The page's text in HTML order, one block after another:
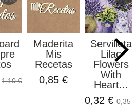
1,10 €
Maderita
Mis
Recetas
0,85 €
Servilleta
Lilac
Flowers
With
Heart...
0,32 € 0,35 €